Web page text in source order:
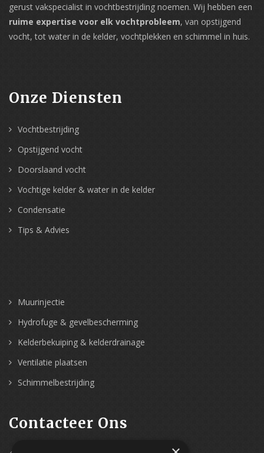
gerust vakspecialist in vochtbestrijding noemen. Wij hebben een
ruime expertise voor elk vochtprobleem, van opstijgend
vocht, tot water in de kelder, vochtplekken en schimmel in huis.
Onze Diensten
Vochtbestrijding
Opstijgend vocht
Doorslaand vocht
Vochtige kelder & water in de kelder
Condensatie
Tips & Advies
Muurinjectie
Hydrofuge & gevelbescherming
Kelderbekuiping & kelderdrainage
Ventilatie plaatsen
Schimmelbestrijding
Contacteer Ons